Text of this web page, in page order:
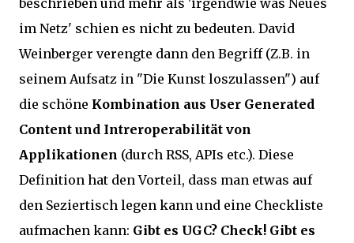
beschrieben und mehr als 'irgendwie was Neues
im Netz' schien es nicht zu bedeuten. David
Weinberger verengte dann den Begriff (Z.B. in
seinem Aufsatz in "Die Kunst loszulassen") auf
die schöne Kombination aus User Generated
Content und Intreroperabilität von
Applikationen (durch RSS, APIs etc.). Diese
Definition hat den Vorteil, dass man etwas auf
den Seziertisch legen kann und eine Checkliste
aufmachen kann: Gibt es UGC? Check! Gibt es